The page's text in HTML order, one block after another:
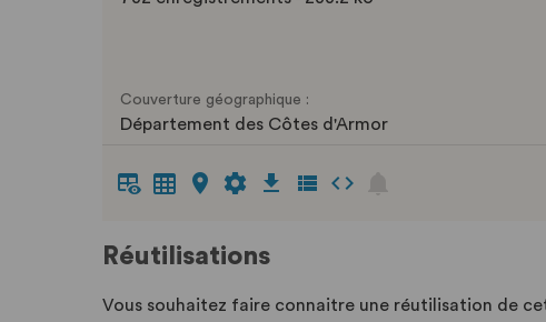
Couverture géographique :
Département des Côtes d'Armor
Réutilisations
Vous souhaitez faire connaitre une réutilisation de